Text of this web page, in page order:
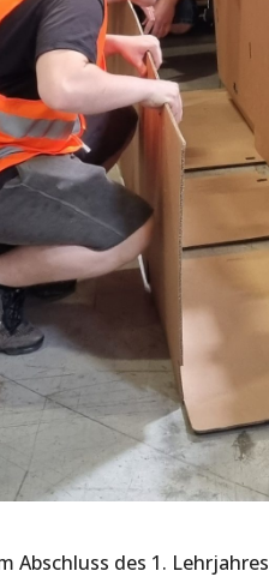
Abschluss des 1. Lehrjahres